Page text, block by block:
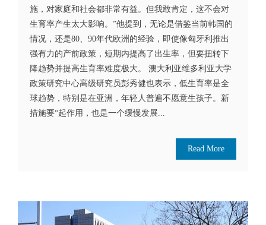
施，对家庭和社会都非常有益。但我敢肯定，这不会对
生育率产生太大影响。”他提到，无论是借鉴当前韩国的
情况，还是80、90年代欧洲的经验，即使像匈牙利推出
强有力的产前政策，短期内提高了出生率，但要扭转下
降趋势并提高生育率难度极大。 澳大利亚维多利亚大学
政策研究中心高级研究员彭秀健也表示，低生育率是全
球趋势，特别是在亚洲，年轻人普遍不愿意生孩子。新
措施要“起作用，也是一个缓慢发展...
Read More